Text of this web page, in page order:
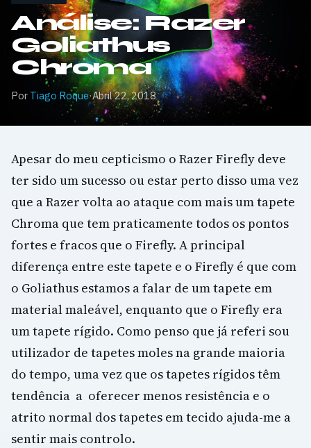
Análise: Razer
Goliathus
Chroma
Por Tiago Roque·Abril 22, 2018
Apesar do meu cepticismo o Razer Firefly deve
ter sido um sucesso ou estar perto disso uma vez
que a Razer volta ao ataque com mais um tapete
Chroma que tem praticamente todos os pontos
fortes e fracos que o Firefly. A principal
diferença entre este tapete e o Firefly é que com
o Goliathus estamos a falar de um tapete em
material maleável, enquanto que o Firefly era
um tapete rígido. Como penso que já referi sou
utilizador de tapetes moles na grande maioria
do tempo, uma vez que os tapetes rígidos têm
tendência a oferecer menos resistência e o
atrito normal dos tapetes em tecido ajuda-me a
sentir mais controlo.